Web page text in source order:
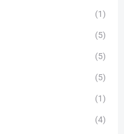
(1)
(5)
(5)
(5)
(1)
(4)